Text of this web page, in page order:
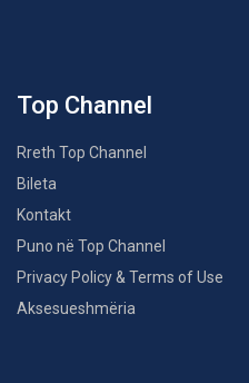
Top Channel
Rreth Top Channel
Bileta
Kontakt
Puno në Top Channel
Privacy Policy & Terms of Use
Aksesueshmëria